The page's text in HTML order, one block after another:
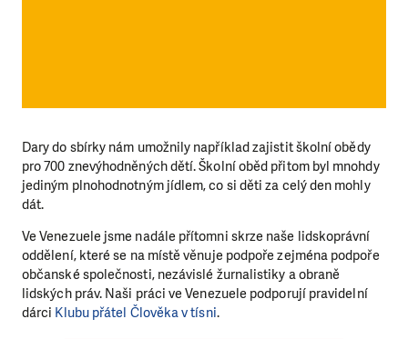
Dary do sbírky nám umožnily například zajistit školní obědy
pro 700 znevýhodněných dětí. Školní oběd přitom byl mnohdy
jediným plnohodnotným jídlem, co si děti za celý den mohly
dát.
Ve Venezuele jsme nadále přítomni skrze naše lidskoprávní
oddělení, které se na místě věnuje podpoře zejména podpoře
občanské společnosti, nezávislé žurnalistiky a obraně
lidských práv. Naši práci ve Venezuele podporují pravidelní
dárci Klubu přátel Člověka v tísni.